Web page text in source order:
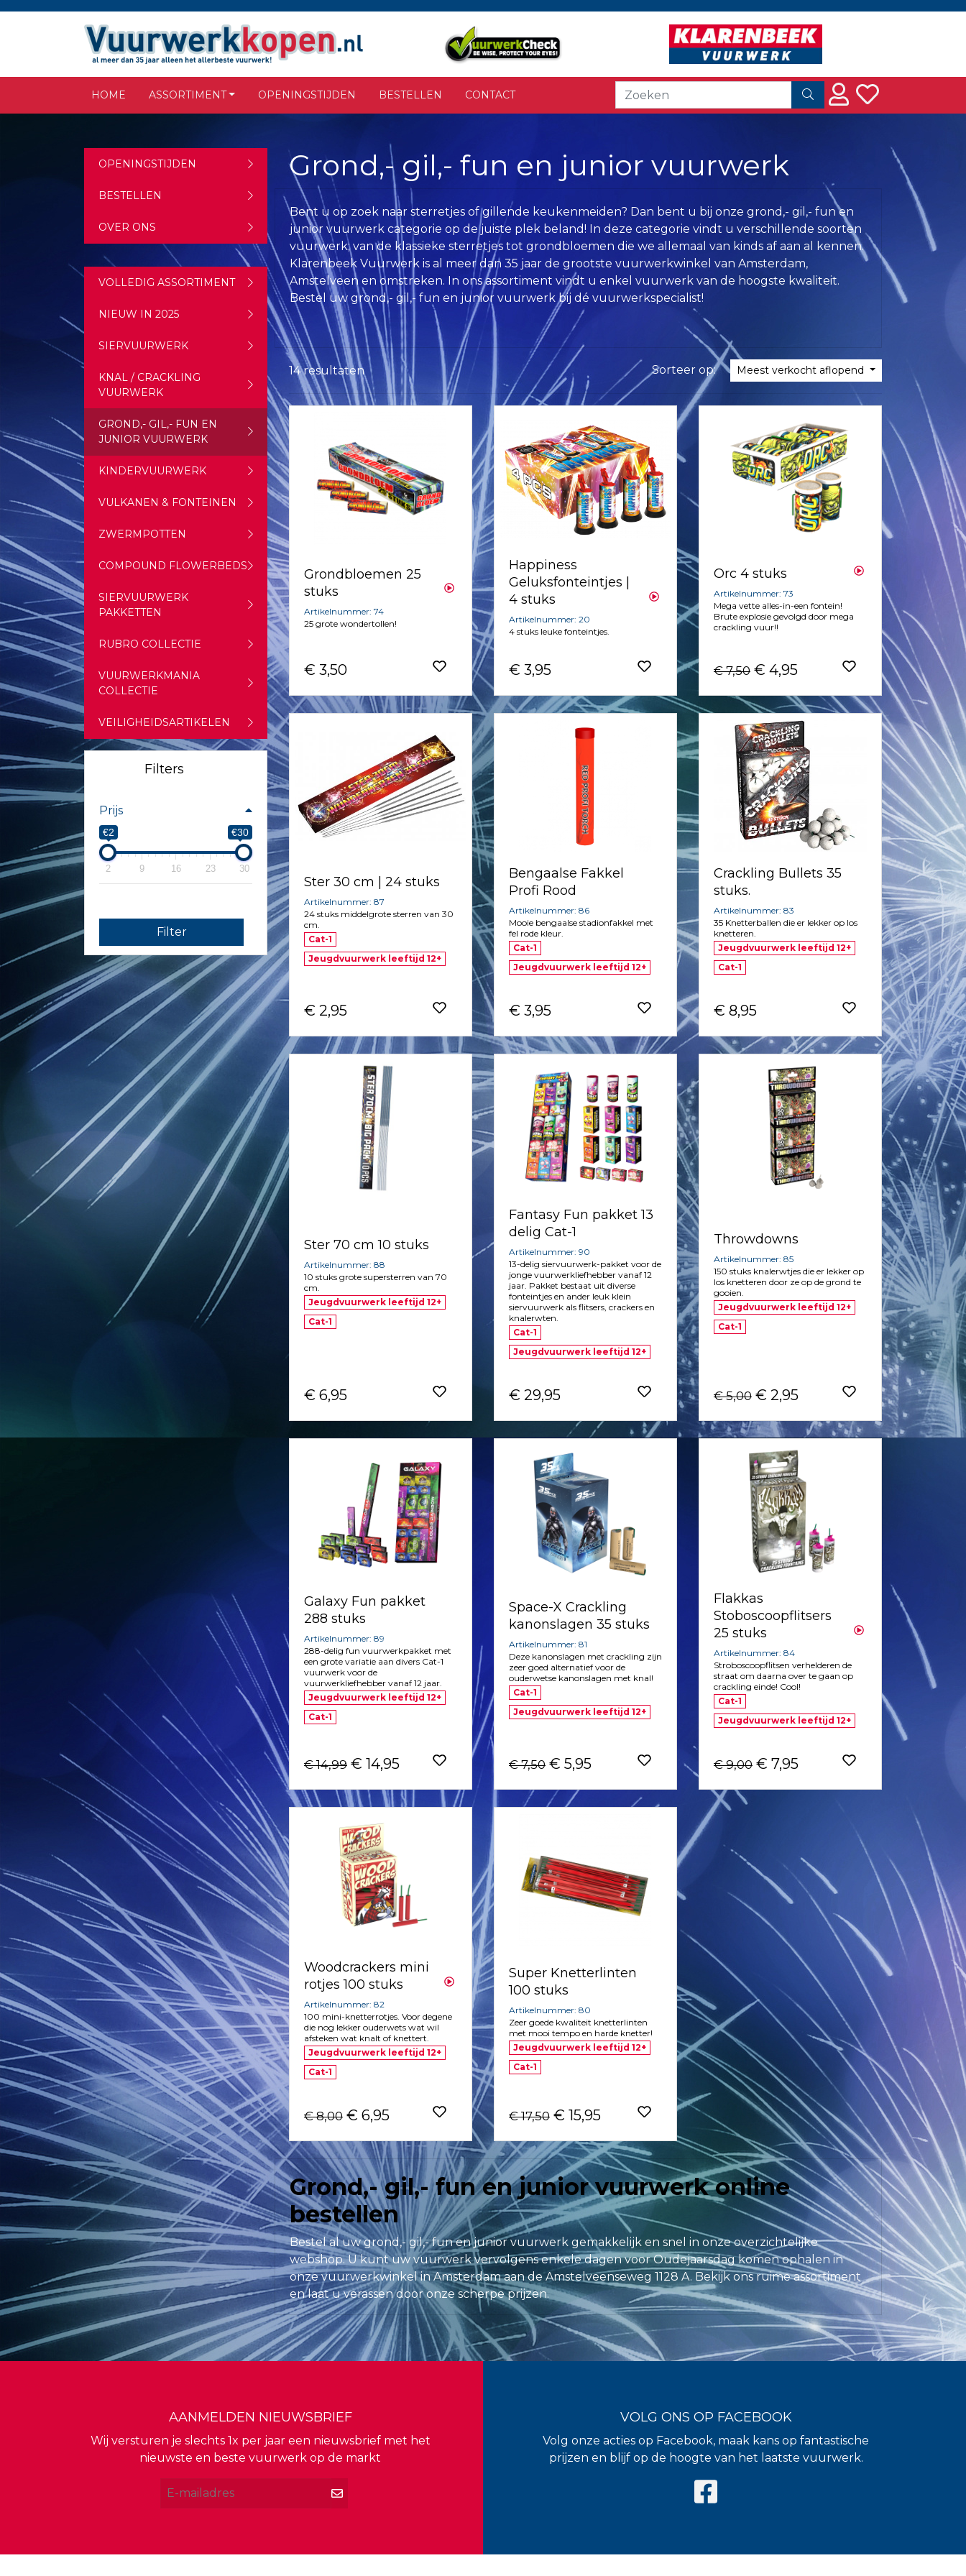
HOME ASSORTIMENT OPENINGSTIJDEN BESTELLEN CONTACT
OPENINGSTIJDEN
BESTELLEN
OVER ONS
VOLLEDIG ASSORTIMENT
NIEUW IN 2025
SIERVUURWERK
KNAL / CRACKLING
VUURWERK
GROND,- GIL,- FUN EN
JUNIOR VUURWERK
KINDERVUURWERK
VULKANEN & FONTEINEN
ZWERMPOTTEN
COMPOUND FLOWERBEDS
SIERVUURWERK
PAKKETTEN
RUBRO COLLECTIE
VUURWERKMANIA
COLLECTIE
VEILIGHEIDSARTIKELEN
Filters
Prijs
€2 €30
2 9 16 23 30
Filter
Grond,- gil,- fun en junior vuurwerk
Bent u op zoek naar sterretjes of gillende keukenmeiden? Dan bent u bij onze grond,- gil,- fun en
junior vuurwerk categorie op de juiste plek beland! In deze categorie vindt u verschillende soorten
vuurwerk; van de klassieke sterretjes tot grondbloemen die we allemaal van kinds af aan al kennen.
Klarenbeek Vuurwerk is al meer dan 35 jaar de grootste vuurwerkwinkel van Amsterdam,
Amstelveen en omstreken. In ons assortiment vindt u enkel vuurwerk van de hoogste kwaliteit.
Bestel uw grond,- gil,- fun en junior vuurwerk bij dé vuurwerkspecialist!
14 resultaten Sorteer op: Meest verkocht aflopend
Grondbloemen 25
stuks
Artikelnummer: 74
25 grote wondertollen!
€ 3,50
Happiness
Geluksfonteintjes |
4 stuks
Artikelnummer: 20
4 stuks leuke fonteintjes.
€ 3,95
Orc 4 stuks
Artikelnummer: 73
Mega vette alles-in-een fontein!
Brute explosie gevolgd door mega
crackling vuur!!
€ 7,50 € 4,95
Ster 30 cm | 24 stuks
Artikelnummer: 87
24 stuks middelgrote sterren van 30
cm.
Cat-1
Jeugdvuurwerk leeftijd 12+
€ 2,95
Bengaalse Fakkel
Profi Rood
Artikelnummer: 86
Mooie bengaalse stadionfakkel met
fel rode kleur.
Cat-1
Jeugdvuurwerk leeftijd 12+
€ 3,95
Crackling Bullets 35
stuks.
Artikelnummer: 83
35 Knetterballen die er lekker op los
knetteren.
Jeugdvuurwerk leeftijd 12+
Cat-1
€ 8,95
Ster 70 cm 10 stuks
Artikelnummer: 88
10 stuks grote supersterren van 70
cm.
Jeugdvuurwerk leeftijd 12+
Cat-1
€ 6,95
Fantasy Fun pakket 13
delig Cat-1
Artikelnummer: 90
13-delig siervuurwerk-pakket voor de
jonge vuurwerkliefhebber vanaf 12
jaar. Pakket bestaat uit diverse
fonteintjes en ander leuk klein
siervuurwerk als flitsers, crackers en
knalerwten.
Cat-1
Jeugdvuurwerk leeftijd 12+
€ 29,95
Throwdowns
Artikelnummer: 85
150 stuks knalerwtjes die er lekker op
los knetteren door ze op de grond te
gooien.
Jeugdvuurwerk leeftijd 12+
Cat-1
€ 5,00 € 2,95
Galaxy Fun pakket
288 stuks
Artikelnummer: 89
288-delig fun vuurwerkpakket met
een grote variatie aan divers Cat-1
vuurwerk voor de
vuurwerkliefhebber vanaf 12 jaar.
Jeugdvuurwerk leeftijd 12+
Cat-1
€ 14,99 € 14,95
Space-X Crackling
kanonslagen 35 stuks
Artikelnummer: 81
Deze kanonslagen met crackling zijn
zeer goed alternatief voor de
ouderwetse kanonslagen met knal!
Cat-1
Jeugdvuurwerk leeftijd 12+
€ 7,50 € 5,95
Flakkas
Stoboscoopflitsers
25 stuks
Artikelnummer: 84
Stroboscoopflitsen verhelderen de
straat om daarna over te gaan op
crackling einde! Cool!
Cat-1
Jeugdvuurwerk leeftijd 12+
€ 9,00 € 7,95
Woodcrackers mini
rotjes 100 stuks
Artikelnummer: 82
100 mini-knetterrotjes. Voor degene
die nog lekker ouderwets wat wil
afsteken wat knalt of knettert.
Jeugdvuurwerk leeftijd 12+
Cat-1
€ 8,00 € 6,95
Super Knetterlinten
100 stuks
Artikelnummer: 80
Zeer goede kwaliteit knetterlinten
met mooi tempo en harde knetter!
Jeugdvuurwerk leeftijd 12+
Cat-1
€ 17,50 € 15,95
Grond,- gil,- fun en junior vuurwerk online
bestellen
Bestel al uw grond,- gil,- fun en junior vuurwerk gemakkelijk en snel in onze overzichtelijke
webshop. U kunt uw vuurwerk vervolgens enkele dagen voor Oudejaarsdag komen ophalen in
onze vuurwerkwinkel in Amsterdam aan de Amstelveenseweg 1128 A. Bekijk ons ruime assortiment
en laat u verassen door onze scherpe prijzen.
AANMELDEN NIEUWSBRIEF
Wij versturen je slechts 1x per jaar een nieuwsbrief met het
nieuwste en beste vuurwerk op de markt
VOLG ONS OP FACEBOOK
Volg onze acties op Facebook, maak kans op fantastische
prijzen en blijf op de hoogte van het laatste vuurwerk.